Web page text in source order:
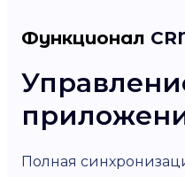
Функционал
Полная